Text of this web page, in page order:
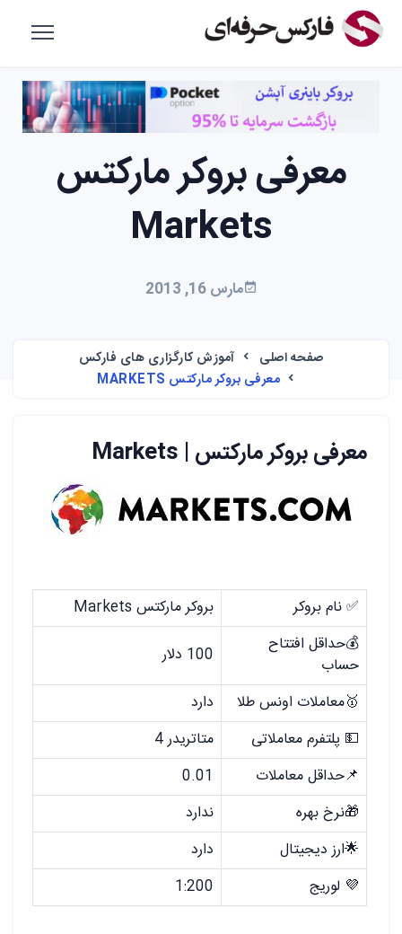
معرفی بروکر مارکتس
Markets
مارس 16, 2013
صفحه اصلی
آموزش کارگزاری های فارکس
معرفی بروکر مارکتس MARKETS
معرفی بروکر مارکتس | Markets
✅ نام بروکر
بروکر مارکتس Markets
💰حداقل افتتاح
حساب
100 دلار
🥇معاملات اونس طلا
دارد
💵 پلتفرم معاملاتی
متاتریدر 4
📌حداقل معاملات
0.01
🎁نرخ بهره
ندارد
🌟ارز دیجیتال
دارد
💜 لوریج
1:200